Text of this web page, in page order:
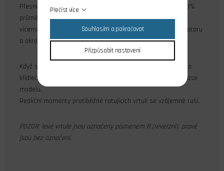
Přesněji, výkonově shodná třílistá vrtule má průměr cca 90%
průměru dvojlisté vrtule. To je často vhodné zejména pro
vícemotorové modely, kde není mnoho místa mezi osou motoru
a okrajem trupu.
Když se vrtule použijí pro vícemotorové modely s motory na
křídlech, osy motorů mohou být uspořádány rovnoběžně k ose
modelu.
Reakční momenty protiběžně rotujících vrtulí se vzájemně ruší.
POZOR: levé vrtule jsou označeny písmenem R (reverzní), pravé
jsou bez označení.
Přečíst více
Souhlasím a pokračovat
Přizpůsobit nastavení